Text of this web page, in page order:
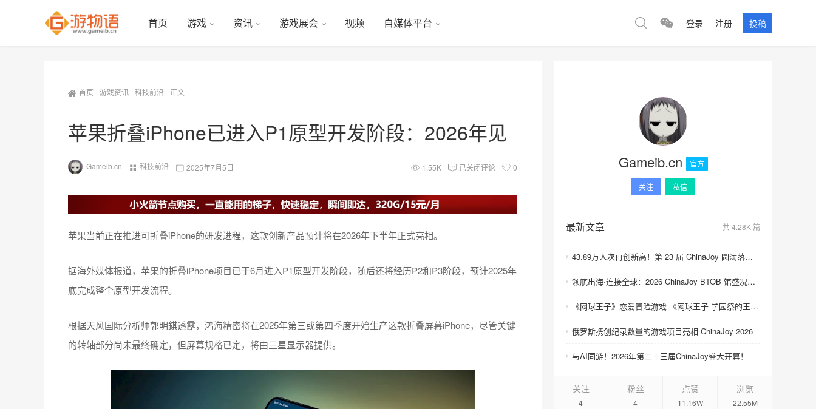
首页 游戏 资讯 游戏展会 视频 自媒体平台 登录 注册 投稿
首页 -游戏资讯-科技前沿- 正文
苹果折叠iPhone已进入P1原型开发阶段：2026年见
Gameib.cn 科技前沿 2025年7月5日 1.55K 已关闭评论 0
苹果当前正在推进可折叠iPhone的研发进程，这款创新产品预计将在2026年下半年正式亮相。
据海外媒体报道，苹果的折叠iPhone项目已于6月进入P1原型开发阶段，随后还将经历P2和P3阶段，预计2025年
底完成整个原型开发流程。
根据天风国际分析师郭明錤透露，鸿海精密将在2025年第三或第四季度开始生产这款折叠屏幕iPhone，尽管关键
的转轴部分尚未最终确定，但屏幕规格已定，将由三星显示器提供。
Gameib.cn 官方
关注 私信
最新文章 共 4.28K 篇
43.89万人次再创新高！第 23 届 ChinaJoy 圆满落幕：感谢有你，共赴这场“与 AI 同游”的盛夏之约
领航出海·连接全球：2026 ChinaJoy BTOB 馆盛况空前
《网球王子》恋爱冒险游戏 《网球王子 学园祭的王子们 ♡-40 and more…》与《网球王子 心跳求生 Tie break ♡game》发售
俄罗斯携创纪录数量的游戏项目亮相 ChinaJoy 2026
与AI同游！2026年第二十三届ChinaJoy盛大开幕！
关注
4
粉丝
4
点赞
11.16W
浏览
22.55M